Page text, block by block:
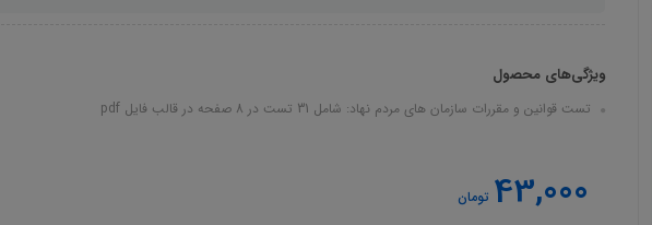
ویژگی‌های محصول
تست قوانین و مقررات سازمان های مردم نهاد: شامل 31 تست در 8 صفحه در قالب فایل pdf
43,000 تومان